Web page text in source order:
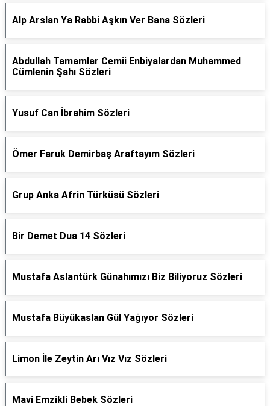
Alp Arslan Ya Rabbi Aşkın Ver Bana Sözleri
Abdullah Tamamlar Cemii Enbiyalardan Muhammed
Cümlenin Şahı Sözleri
Yusuf Can İbrahim Sözleri
Ömer Faruk Demirbaş Araftayım Sözleri
Grup Anka Afrin Türküsü Sözleri
Bir Demet Dua 14 Sözleri
Mustafa Aslantürk Günahımızı Biz Biliyoruz Sözleri
Mustafa Büyükaslan Gül Yağıyor Sözleri
Limon İle Zeytin Arı Vız Vız Sözleri
Mavi Emzikli Bebek Sözleri